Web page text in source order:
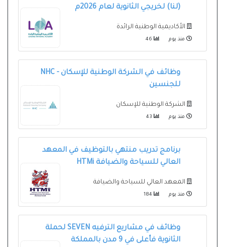
(لنا) لخريجي الثانوية لعام 2026م
الأكاديمية الوطنية الرائدة
منذ يوم
وظائف في الشركة الوطنية للإسكان - NHC
للجنسين
الشركة الوطنية للإسكان
منذ يوم
برنامج تدريب منتهي بالتوظيف في المعهد
العالي للسياحة والضيافة HTMi
المعهد العالي للسياحة والضيافة
منذ يوم
وظائف في مشاريع الترفيه SEVEN لحملة
الثانوية فأعلى في 9 مدن بالمملكة